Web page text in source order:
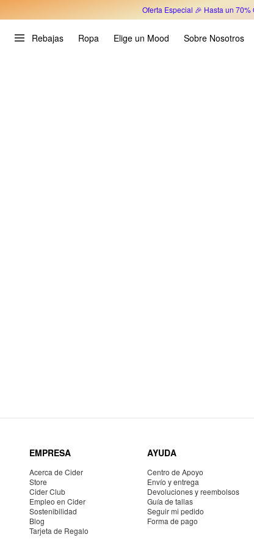
Oferta Especial 🎉 Hasta un 70%
Rebajas Ropa Elige un Mood Sobre Nosotros
EMPRESA
Acerca de Cider
Store
Cider Club
Empleo en Cider
Sostenibilidad
Blog
Tarjeta de Regalo
AYUDA
Centro de Apoyo
Envío y entrega
Devoluciones y reembolsos
Guía de tallas
Seguir mi pedido
Forma de pago